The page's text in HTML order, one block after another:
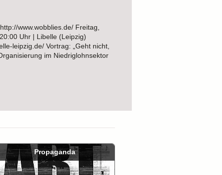
www.wobblies.de/ Freitag,
Uhr | Libelle (Leipzig)
leipzig.de/ Vortrag: „Geht nicht,
im Niedriglohnsektor
Propaganda